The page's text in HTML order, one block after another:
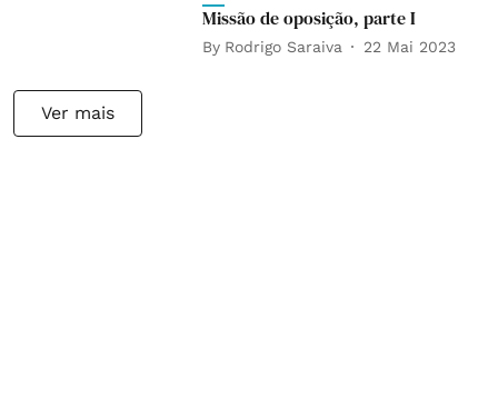
Missão de oposição, parte I
By Rodrigo Saraiva 22 Mai 2023
Ver mais